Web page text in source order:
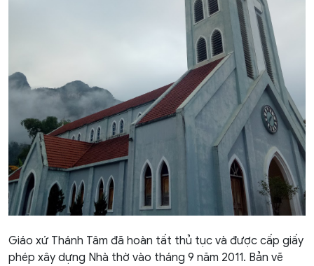
Giáo xứ Thánh Tâm đã hoàn tất thủ tục và được cấp giấy
phép xây dựng Nhà thờ vào tháng 9 năm 2011. Bản vẽ